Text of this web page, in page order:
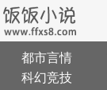
都市言情
科幻竞技